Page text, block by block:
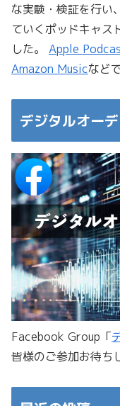
な実験・検証を行い
ていくポッドキャス
した。 Apple
Amazon Musicなど
デジタルオー
Facebook Group「
皆様のご参加お待ち